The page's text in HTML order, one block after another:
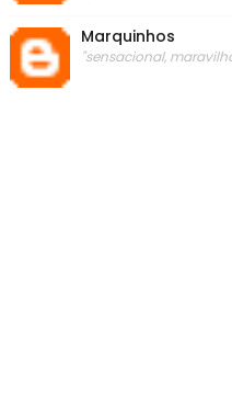
Marquinhos
"sensacional,